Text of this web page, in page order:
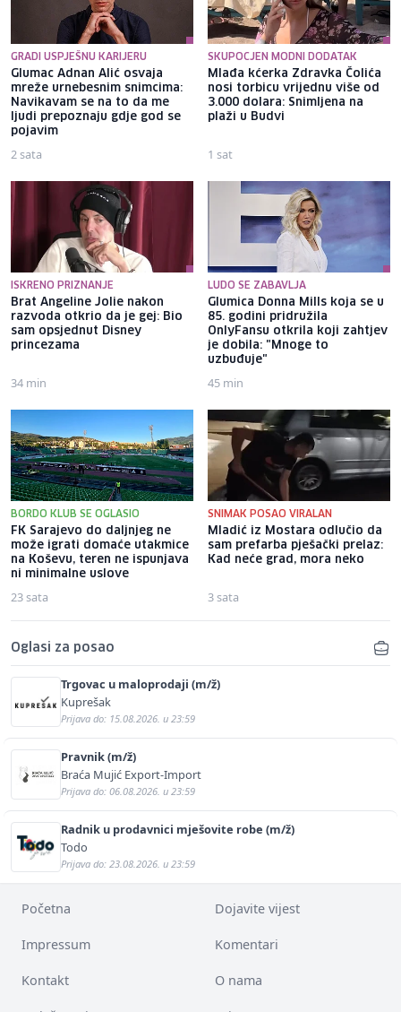
GRADI USPJEŠNU KARIJERU
Glumac Adnan Alić osvaja
mreže urnebesnim snimcima:
Navikavam se na to da me
ljudi prepoznaju gdje god se
pojavim
2 sata
SKUPOCJEN MODNI DODATAK
Mlađa kćerka Zdravka Čolića
nosi torbicu vrijednu više od
3.000 dolara: Snimljena na
plaži u Budvi
1 sat
ISKRENO PRIZNANJE
Brat Angeline Jolie nakon
razvoda otkrio da je gej: Bio
sam opsjednut Disney
princezama
34 min
LUDO SE ZABAVLJA
Glumica Donna Mills koja se u
85. godini pridružila
OnlyFansu otkrila koji zahtjev
je dobila: "Mnoge to
uzbuđuje"
45 min
BORDO KLUB SE OGLASIO
FK Sarajevo do daljnjeg ne
može igrati domaće utakmice
na Koševu, teren ne ispunjava
ni minimalne uslove
23 sata
SNIMAK POSAO VIRALAN
Mladić iz Mostara odlučio da
sam prefarba pješački prelaz:
Kad neće grad, mora neko
3 sata
Oglasi za posao
Trgovac u maloprodaji (m/ž)
Kuprešak
Prijava do: 15.08.2026. u 23:59
Pravnik (m/ž)
Braća Mujić Export-Import
Prijava do: 06.08.2026. u 23:59
Radnik u prodavnici mješovite robe (m/ž)
Todo
Prijava do: 23.08.2026. u 23:59
Početna Dojavite vijest
Impressum Komentari
Kontakt O nama